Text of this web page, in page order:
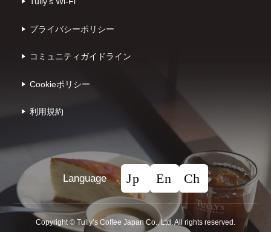
プライバシーポリシー
コミュニティガイドライン
Cookieポリシー
利⽤規約
Language
Copyright © Tullyʼs Coffee Japan Co., Ltd. All rights reserved.